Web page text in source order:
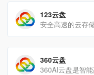
123云盘
360云盘